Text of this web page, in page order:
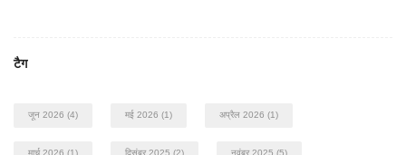
टैग
जून 2026 (4) मई 2026 (1) अप्रैल 2026 (1)